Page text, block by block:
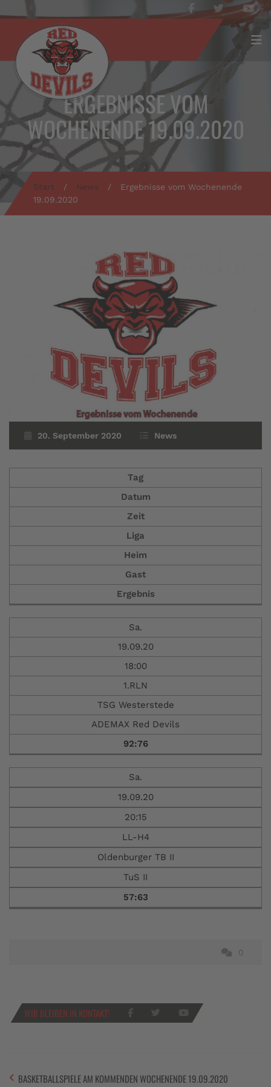
ERGEBNISSE VOM
WOCHENENDE 19.09.2020
Start / News /
Ergebnisse vom Wochenende
19.09.2020
20. September 2020 News
Tag
Datum
Zeit
Liga
Heim
Gast
Ergebnis
Sa.
19.09.20
18:00
1.RLN
TSG Westerstede
ADEMAX Red Devils
92:76
Sa.
19.09.20
20:15
LL-H4
Oldenburger TB II
TuS II
57:63
0
WIR BLEIBEN IN KONTAKT!
BASKETBALLSPIELE AM KOMMENDEN WOCHENENDE 19.09.2020